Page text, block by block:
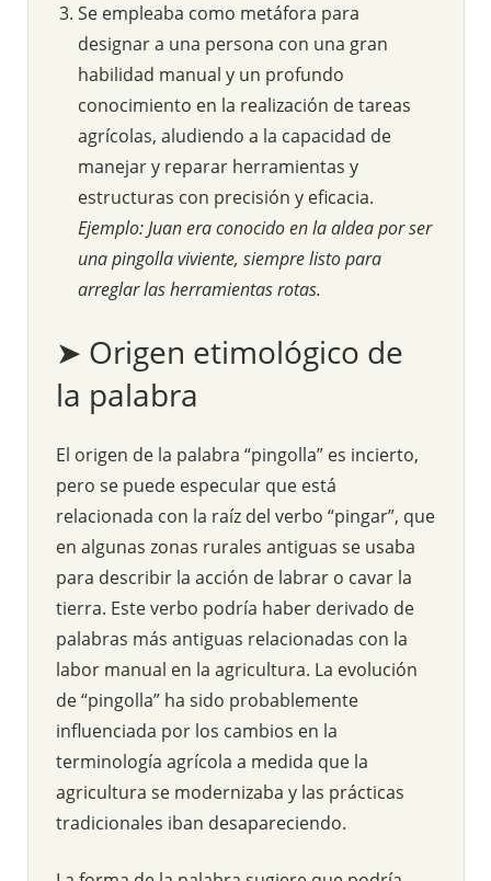
Se empleaba como metáfora para
designar a una persona con una gran
habilidad manual y un profundo
conocimiento en la realización de tareas
agrícolas, aludiendo a la capacidad de
manejar y reparar herramientas y
estructuras con precisión y eficacia.
Ejemplo: Juan era conocido en la aldea por ser
una pingolla viviente, siempre listo para
arreglar las herramientas rotas.
➤ Origen etimológico de
la palabra
El origen de la palabra “pingolla” es incierto,
pero se puede especular que está
relacionada con la raíz del verbo “pingar”, que
en algunas zonas rurales antiguas se usaba
para describir la acción de labrar o cavar la
tierra. Este verbo podría haber derivado de
palabras más antiguas relacionadas con la
labor manual en la agricultura. La evolución
de “pingolla” ha sido probablemente
influenciada por los cambios en la
terminología agrícola a medida que la
agricultura se modernizaba y las prácticas
tradicionales iban desapareciendo.